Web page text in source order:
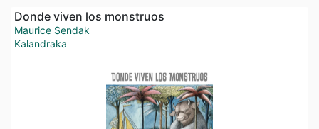
Donde viven los monstruos
Maurice Sendak
Kalandraka